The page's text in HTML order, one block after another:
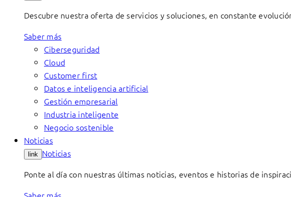
Descubre nuestra oferta de servicios y soluciones, en constante
Saber más
Ciberseguridad
Cloud
Customer first
Datos e inteligencia artificial
Gestión empresarial
Industria inteligente
Negocio sostenible
Noticias
link Noticias
Ponte al día con nuestras últimas noticias, eventos e historias de